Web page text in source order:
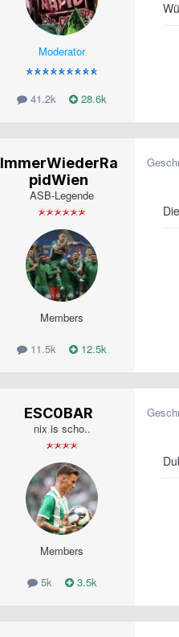
Moderator
41.2k 28.6k
ImmerWiederRa
pidWien
ASB-Legende
Members
11.5k 12.5k
ESC0BAR
nix is scho..
Members
5k 3.5k